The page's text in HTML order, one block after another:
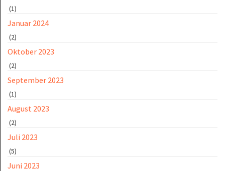
(1)
Januar 2024
(2)
Oktober 2023
(2)
September 2023
(1)
August 2023
(2)
Juli 2023
(5)
Juni 2023